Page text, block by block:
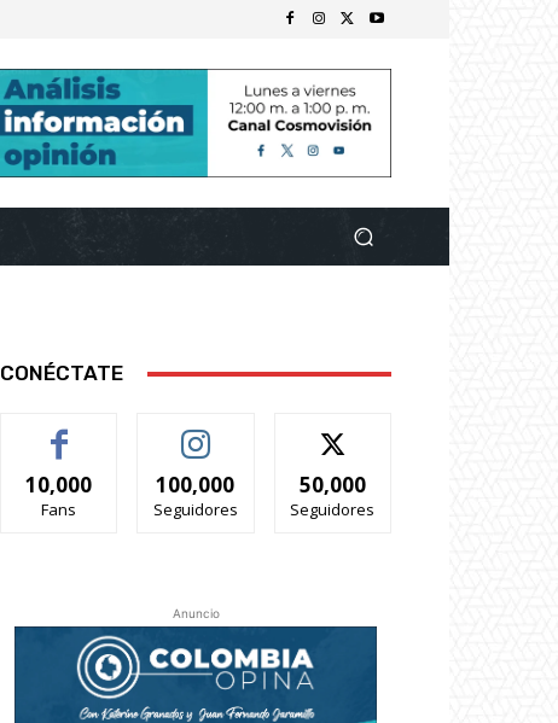
CONÉCTATE
10,000
Fans
100,000
Seguidores
50,000
Seguidores
Anuncio